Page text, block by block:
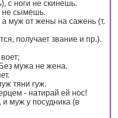
с ноги не скинешь.
не сымешь.
муж от жены на сажень (т.
получает звание и пр.).
мужа не жена.
тяни гуж.
- натирай ей нос!
муж у посудника (в